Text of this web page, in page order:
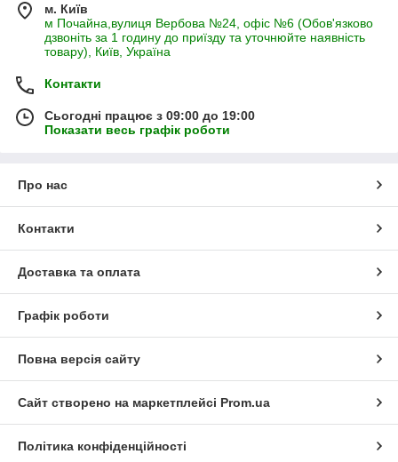
м. Київ
м Почайна,вулиця Вербова №24, офіс №6 (Обов'язково
дзвоніть за 1 годину до приїзду та уточнюйте наявність
товару), Київ, Україна
Контакти
Сьогодні працює з 09:00 до 19:00
Показати весь графік роботи
Про нас
Контакти
Доставка та оплата
Графік роботи
Повна версія сайту
Сайт створено на маркетплейсі Prom.ua
Політика конфіденційності